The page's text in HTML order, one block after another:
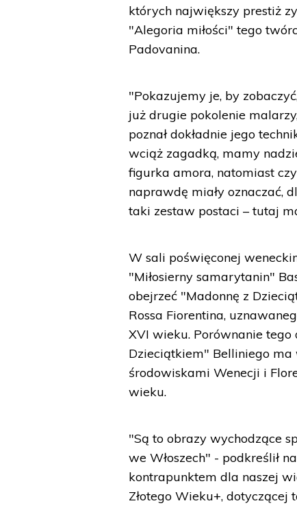
których największy prestiż
"Alegoria miłości" tego
Padovanina.
"Pokazujemy je, by
już drugie pokolenie
poznał dokładnie jego
wciąż zagadką, mamy
figurka amora, natomiast
naprawdę miały oznaczać,
taki zestaw postaci – tutaj
W sali poświęconej
"Miłosierny samarytanin"
obejrzeć "Madonnę z
Rossa Fiorentina,
XVI wieku. Porównanie tego
Dzieciątkiem" Belliniego
środowiskami Wenecji i
wieku.
"Są to obrazy wychodzące
we Włoszech" - podkreślił
kontrapunktem dla naszej
Złotego Wieku+,